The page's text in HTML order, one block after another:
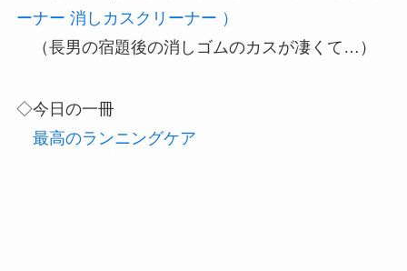
ーナー 消しカスクリーナー ）
（長男の宿題後の消しゴムのカスが凄くて…）
◇今日の一冊
最高のランニングケア